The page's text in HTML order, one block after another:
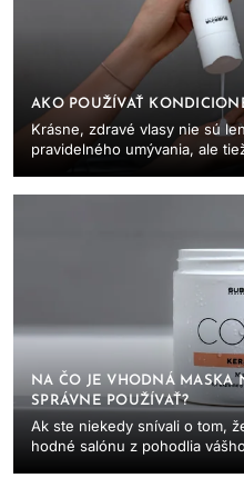
AKO POUŽÍVAŤ
Krásne, zdravé vlasy nie sú
pravidelného umývania, ale
NA ČO JE VHODNÁ MASKA
SPRÁVNE POUŽÍVAŤ?
Ak ste niekedy snívali o tom,
hodné salónu z pohodlia